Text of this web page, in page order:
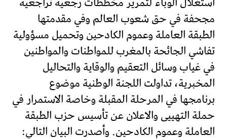
مجحفة في حق شعوب العالم وفي مقدمتها
الطبقة العاملة وعموم الكادحين وتحميل مسؤولية
تفاشي الجائحة بالمغرب للمواطنات والمواطنين
في غياب وسائل التعقيم والوقاية والتحاليل
المخبرية، تداولت اللجنة الوطنية موضوع
برنامجها في المرحلة المقبلة وخاصة الاستمرار في
حملة التهييى والاعلان عن تأسيس حزب الطبقة
العاملة وعموم الكادحين. وأصدرت البيان التالي: